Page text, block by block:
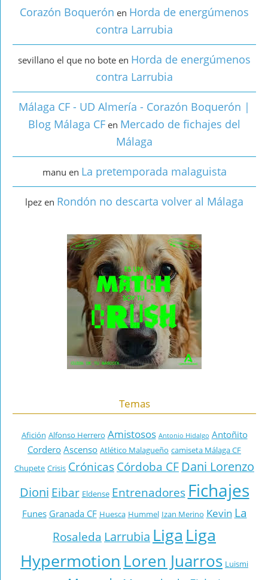
Corazón Boquerón en Horda de energúmenos
contra Larrubia
sevillano el que no bote en Horda de energúmenos
contra Larrubia
Málaga CF - UD Almería - Corazón Boquerón |
Blog Málaga CF en Mercado de fichajes del
Málaga
manu en La pretemporada malaguista
lpez en Rondón no descarta volver al Málaga
Temas
Afición Alfonso Herrero Amistosos Antonio Hidalgo Antoñito
CorderoAscenso Atlético Malagueño camiseta Málaga CF
Chupete Crisis Crónicas Córdoba CF Dani Lorenzo
Dioni Eibar Eldense Entrenadores Fichajes
Funes Granada CF Huesca Hummel Izan Merino Kevin La
Rosaleda Larrubia Liga Liga
Hypermotion Loren Juarros Luismi